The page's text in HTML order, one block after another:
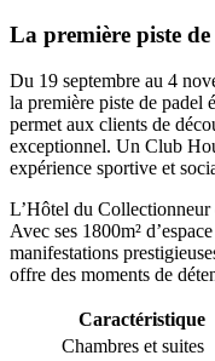
La première piste
Du 19 septembre au 4
la première piste de padel
permet aux clients de
exceptionnel. Un Club
expérience sportive et
L’Hôtel du Collectionneur
Avec ses 1800m²
manifestations
offre des moments de
Caractéristique
Chambres et suites